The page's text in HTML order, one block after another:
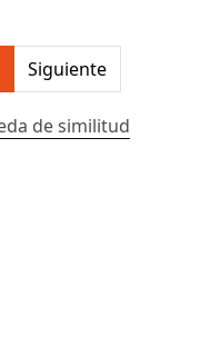
Siguiente
de similitud